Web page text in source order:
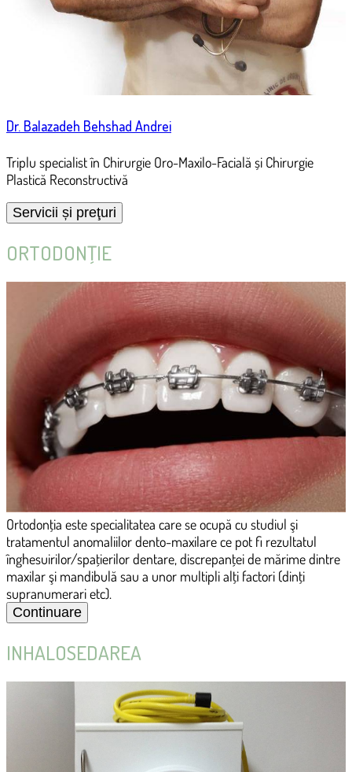
Dr. Balazadeh Behshad Andrei
Triplu specialist în Chirurgie Oro-Maxilo-Facială și Chirurgie
Plastică Reconstructivă
ORTODONŢIE
Ortodonţia este specialitatea care se ocupă cu studiul şi
tratamentul anomaliilor dento-maxilare ce pot fi rezultatul
înghesuirilor/spaţierilor dentare, discrepanţei de mărime dintre
maxilar şi mandibulă sau a unor multipli alţi factori (dinţi
supranumerari etc).
INHALOSEDAREA